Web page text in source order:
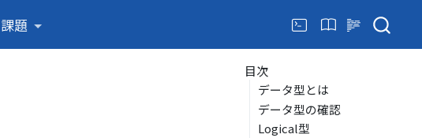
課題
目次
データ型とは
データ型の確認
Logical型